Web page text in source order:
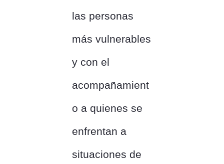
las personas
más vulnerables
y con el
acompañamient
o a quienes se
enfrentan a
situaciones de